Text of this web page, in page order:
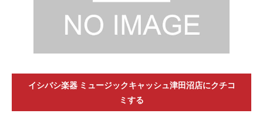
イシバシ楽器 ミュージックキャッシュ津田沼店にクチコ
ミする